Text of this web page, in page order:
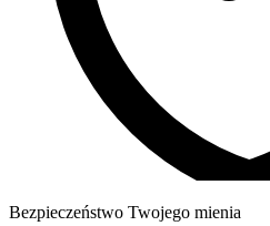
Bezpieczeństwo Twojego mienia